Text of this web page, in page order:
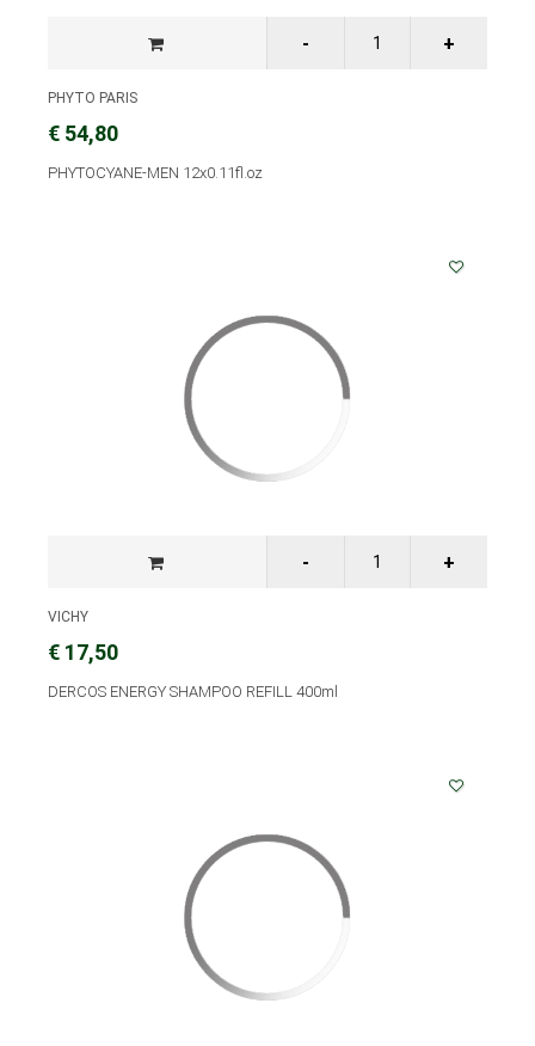
PHYTO PARIS
€ 54,80
PHYTOCYANE-MEN 12x0.11fl.oz
VICHY
€ 17,50
DERCOS ENERGY SHAMPOO REFILL 400ml